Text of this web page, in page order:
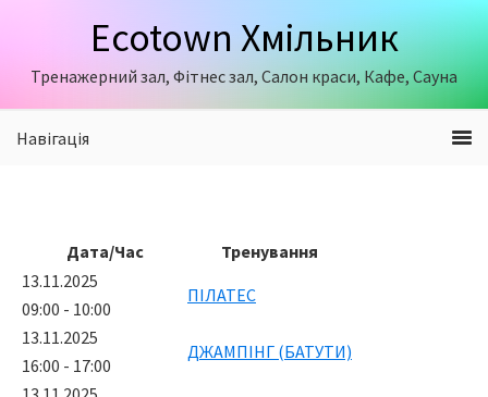
primary
content
Ecotown Хмільник
Тренажерний зал, Фітнес зал, Салон краси, Кафе, Сауна
Навігація
Дата/Час
Тренування
13.11.2025
09:00 - 10:00
ПІЛАТЕС
13.11.2025
16:00 - 17:00
ДЖАМПІНГ (БАТУТИ)